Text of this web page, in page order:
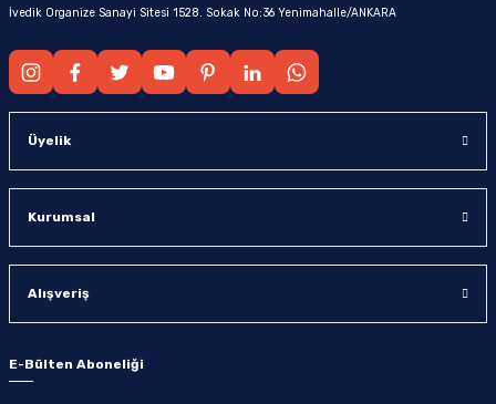
İvedik Organize Sanayi Sitesi 1528. Sokak No:36 Yenimahalle/ANKARA
Üyelik
Kurumsal
Alışveriş
E-Bülten Aboneliği